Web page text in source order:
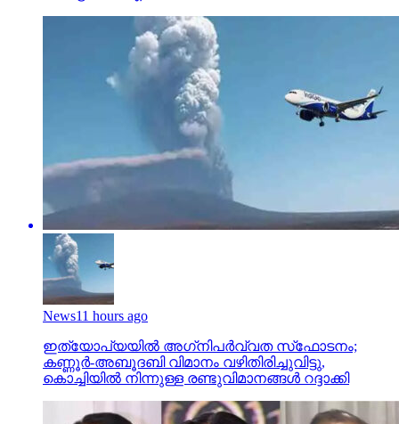
News11 hours ago
ഇത്യോപ്യയില്‍ അഗ്‌നിപര്‍വ്വത സ്‌ഫോടനം;
കണ്ണൂർ-അബൂദബി വിമാനം വഴിതിരിച്ചുവിട്ടു,
കൊച്ചിയിൽ നിന്നുള്ള രണ്ടുവിമാനങ്ങൾ റദ്ദാക്കി